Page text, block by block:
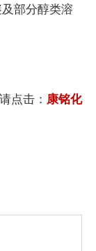
部分醇类溶
点击： 康铭化